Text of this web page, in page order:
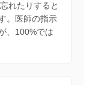
れたりすると
。医師の指示
、100%では